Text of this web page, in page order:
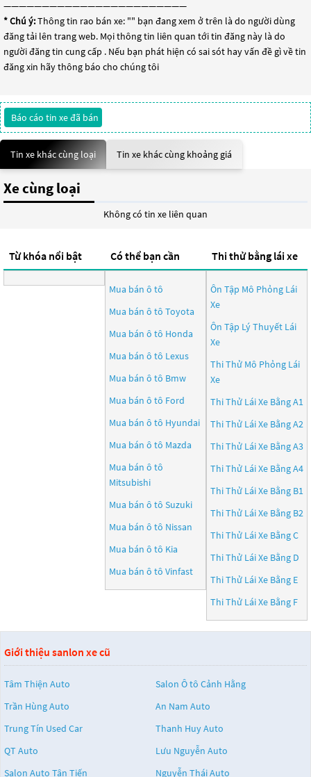
————————————————————————
* Chú ý:Thông tin rao bán xe: "" bạn đang xem ở trên là do người dùng
đăng tải lên trang web. Mọi thông tin liên quan tới tin đăng này là do
người đăng tin cung cấp . Nếu bạn phát hiện có sai sót hay vấn đề gì về tin
đăng xin hãy thông báo cho chúng tôi
Báo cáo tin xe đã bán
Tin xe khác cùng loại Tin xe khác cùng khoảng giá
Xe cùng loại
Không có tin xe liên quan
Từ khóa nổi bật Có thể bạn cần
Mua bán ô tô
Mua bán ô tô Toyota
Mua bán ô tô Honda
Mua bán ô tô Lexus
Mua bán ô tô Bmw
Mua bán ô tô Ford
Mua bán ô tô Hyundai
Mua bán ô tô Mazda
Mua bán ô tô
Mitsubishi
Mua bán ô tô Suzuki
Mua bán ô tô Nissan
Mua bán ô tô Kia
Mua bán ô tô Vinfast
Thi thử bằng lái xe
Ôn Tập Mô Phỏng Lái
Xe
Ôn Tập Lý Thuyết Lái
Xe
Thi Thử Mô Phỏng Lái
Xe
Thi Thử Lái Xe Bằng A1
Thi Thử Lái Xe Bằng A2
Thi Thử Lái Xe Bằng A3
Thi Thử Lái Xe Bằng A4
Thi Thử Lái Xe Bằng B1
Thi Thử Lái Xe Bằng B2
Thi Thử Lái Xe Bằng C
Thi Thử Lái Xe Bằng D
Thi Thử Lái Xe Bằng E
Thi Thử Lái Xe Bằng F
Giới thiệu sanlon xe cũ
Tâm Thiện Auto
Salon Ô tô Cảnh Hằng
Trần Hùng Auto
An Nam Auto
Trung Tín Used Car
Thanh Huy Auto
QT Auto
Lưu Nguyễn Auto
Salon Auto Tân Tiến
Nguyễn Thái Auto